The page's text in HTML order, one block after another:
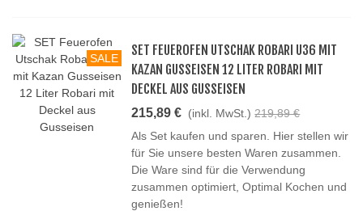
SALE
SET FEUEROFEN UTSCHAK ROBARI U36 MIT
KAZAN GUSSEISEN 12 LITER ROBARI MIT
DECKEL AUS GUSSEISEN
215,89 € (inkl. MwSt.) 219,89 €
Als Set kaufen und sparen. Hier stellen wir
für Sie unsere besten Waren zusammen.
Die Ware sind für die Verwendung
zusammen optimiert, Optimal Kochen und
genießen!